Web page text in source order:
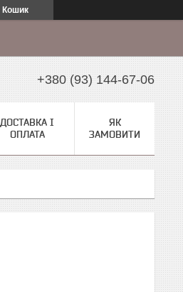
Кошик
+380 (93) 144-67-06
ДОСТАВКА І
ОПЛАТА
ЯК
ЗАМОВИТИ